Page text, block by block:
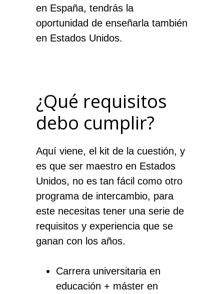
en España, tendrás la
oportunidad de enseñarla también
en Estados Unidos.
¿Qué requisitos
debo cumplir?
Aquí viene, el kit de la cuestión, y
es que ser maestro en Estados
Unidos, no es tan fácil como otro
programa de intercambio, para
este necesitas tener una serie de
requisitos y experiencia que se
ganan con los años.
Carrera universitaria en
educación + máster en